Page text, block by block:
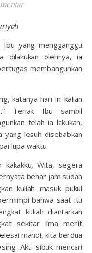
yang mengganggu
dilakukan olehnya, ia
membangunkan
katanya hari ini kalian
Teriak Ibu sambil
telah ia lakukan,
yang lesuh disebabkan
lupa waktu.
kakakku, Wita, segera
benar jam sudah
kuliah masuk pukul
bahwa saat itu
kuliah diantarkan
sekitar lima menit
mandi, kita berdua
Aku sibuk mencari